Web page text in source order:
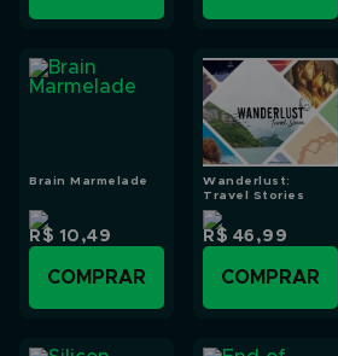
Brain Marmelade
R$ 10,49
COMPRAR
Wanderlust:
Travel Stories
R$ 46,99
COMPRAR